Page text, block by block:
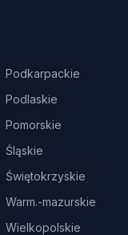
Podkarpackie
Podlaskie
Pomorskie
Śląskie
Świętokrzyskie
Warm.-mazurskie
Wielkopolskie